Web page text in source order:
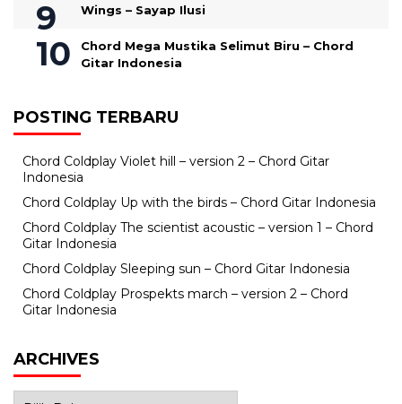
Wings – Sayap Ilusi
Chord Mega Mustika Selimut Biru – Chord
Gitar Indonesia
POSTING TERBARU
Chord Coldplay Violet hill – version 2 – Chord Gitar
Indonesia
Chord Coldplay Up with the birds – Chord Gitar Indonesia
Chord Coldplay The scientist acoustic – version 1 – Chord
Gitar Indonesia
Chord Coldplay Sleeping sun – Chord Gitar Indonesia
Chord Coldplay Prospekts march – version 2 – Chord
Gitar Indonesia
ARCHIVES